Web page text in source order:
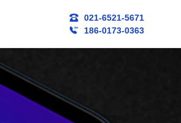
021-6521-5671
186-0173-0363